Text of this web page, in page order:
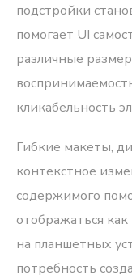
подстройки
помогает UI
различные
кликабельность
Гибкие макеты,
контекстное
содержимого
отображаться
на планшетных
потребность